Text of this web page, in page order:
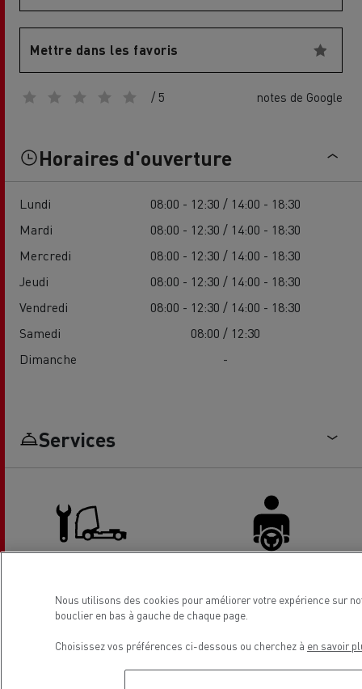
Mettre dans les favoris
/ 5 notes de Google
Horaires d'ouverture
Lundi
08:00 - 12:30 / 14:00 - 18:30
Mardi
08:00 - 12:30 / 14:00 - 18:30
Mercredi
08:00 - 12:30 / 14:00 - 18:30
Jeudi
08:00 - 12:30 / 14:00 - 18:30
Vendredi
08:00 - 12:30 / 14:00 - 18:30
Samedi
08:00 / 12:30
Dimanche
-
Services
Camion - entretien et
réparation
Espace conducteur
Nous utilisons des cookies pour améliorer votre expérience sur
bouclier en bas à gauche de chaque page.
Choisissez vos préférences ci-dessous ou cherchez à en savoir